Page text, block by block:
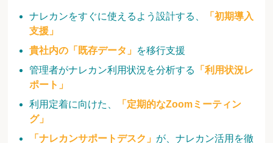
ナレカンをすぐに使えるよう設計する、
「初期導入
支援」
貴社内の「既存データ」 を移行支援
管理者がナレカン利用状況を分析する
「利用状況レ
ポート」
利用定着に向けた、
「定期的なZoomミーティン
グ」
「ナレカンサポートデスク」 が、ナレカン活用を徹